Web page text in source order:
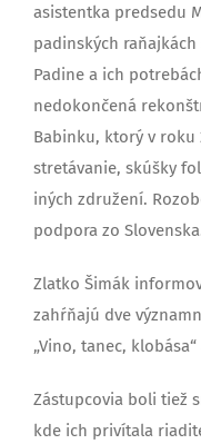
asistentka predsedu
padinských
Padine a ich
nedokončená
Babinku, ktorý v roku
stretávanie, skúšky
iných združení.
podpora zo
Zlatko Šimák
zahŕňajú dve
„Vino, tanec,
Zástupcovia boli tiež
kde ich privítala